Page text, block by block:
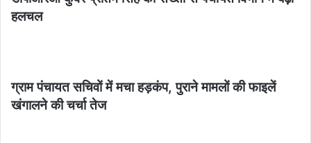
हलचल
ग्राम पंचायत सचिवों में मचा हड़कंप, पुराने मामलों की फाइलें
खंगालने की चर्चा तेज